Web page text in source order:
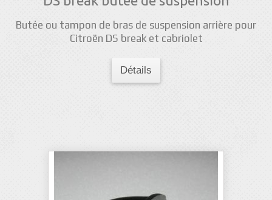
Butée ou tampon de bras de suspension arrière pour
Citroën DS break et cabriolet
Détails